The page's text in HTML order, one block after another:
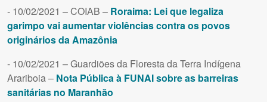
- 10/02/2021 – COIAB – Roraima: Lei que legaliza
garimpo vai aumentar violências contra os povos
originários da Amazônia
- 10/02/2021 – Guardiões da Floresta da Terra Indígena
Arariboia – Nota Pública à FUNAI sobre as barreiras
sanitárias no Maranhão